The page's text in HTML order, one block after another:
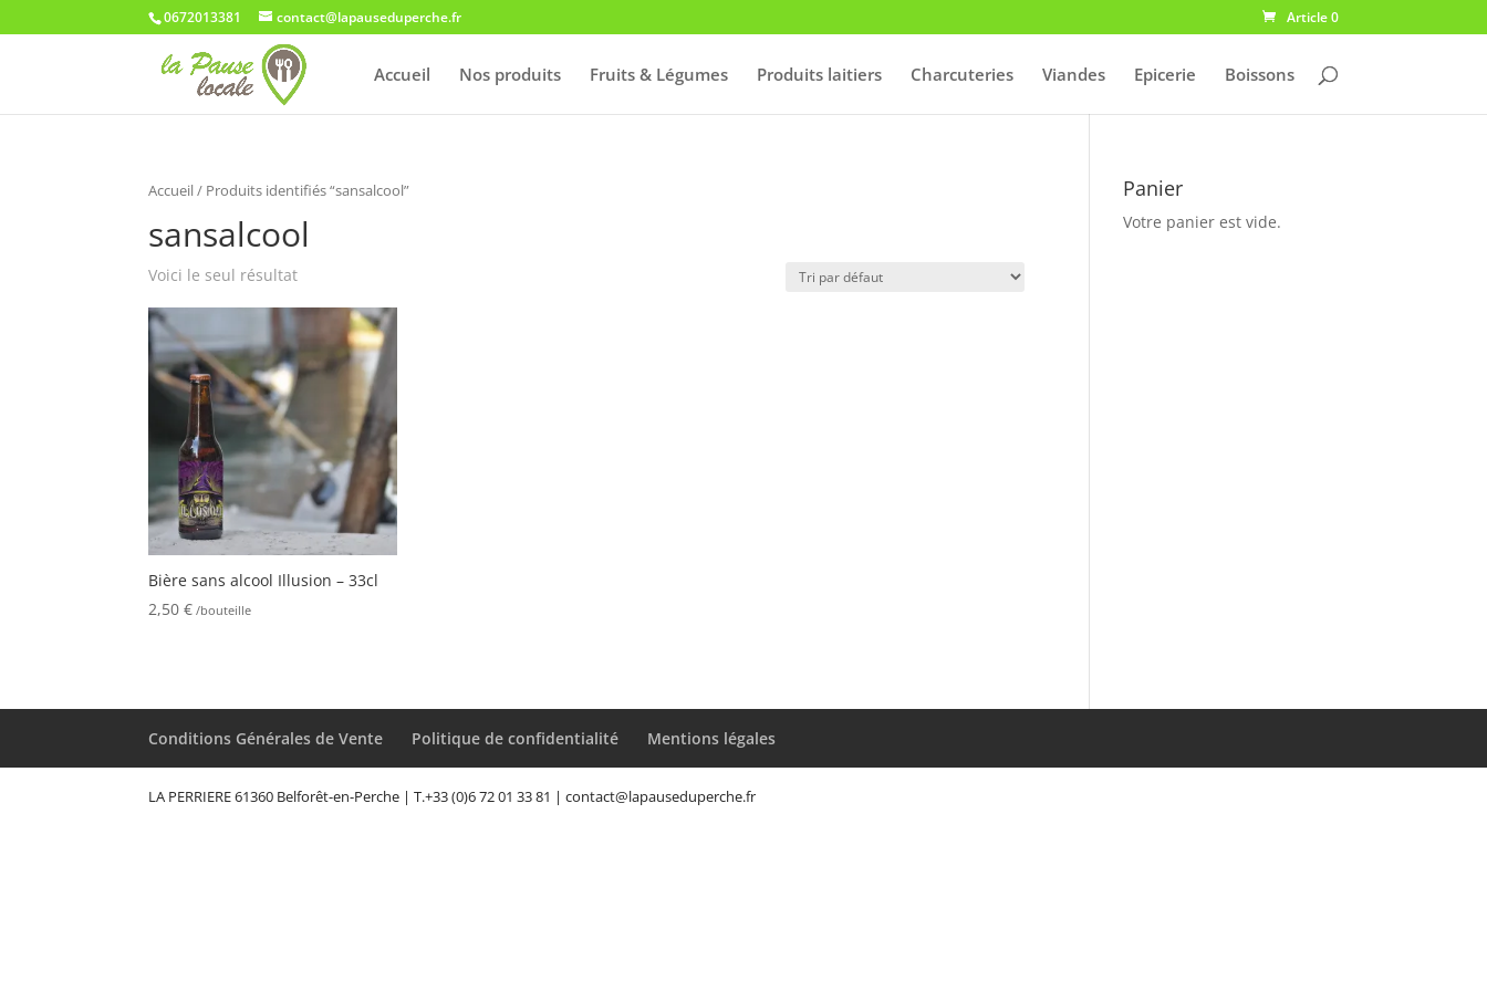
0672013381 contact@lapauseduperche.fr Article 0
Accueil Nos produits Fruits & Légumes Produits laitiers Charcuteries Viandes Epicerie Boissons
Accueil/ Produits identifiés “sansalcool”
sansalcool
Voici le seul résultat
Bière sans alcool Illusion – 33cl
2,50€ /bouteille
Panier
Votre panier est vide.
Conditions Générales de Vente Politique de confidentialité Mentions légales
LA PERRIERE ‎61360 Belforêt-en-Perche | T.+33 (0)6 72 01 33 81 | contact@lapauseduperche.fr